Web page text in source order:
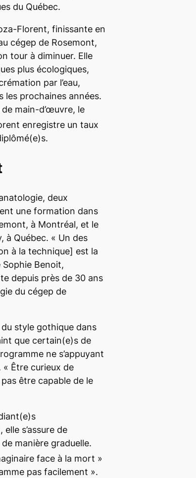
du Québec.
Florent, finissante en
cégep de Rosemont,
tour à diminuer. Elle
plus écologiques,
par l’eau,
les prochaines années.
main-d’œuvre, le
enregistre un taux
deux
une formation dans
à Montréal, et le
à Québec. « Un des
à la technique] est la
Benoit,
depuis près de 30 ans
du cégep de
style gothique dans
que certain(e)s de
ne s’appuyant
« Être curieux de
être capable de le
s’assure de
manière graduelle.
face à la mort »
pas facilement ».